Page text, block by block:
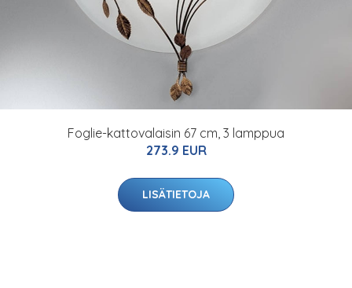
Foglie-kattovalaisin 67 cm, 3 lamppua
273.9 EUR
LISÄTIETOJA